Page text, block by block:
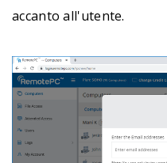
accanto all'utente.